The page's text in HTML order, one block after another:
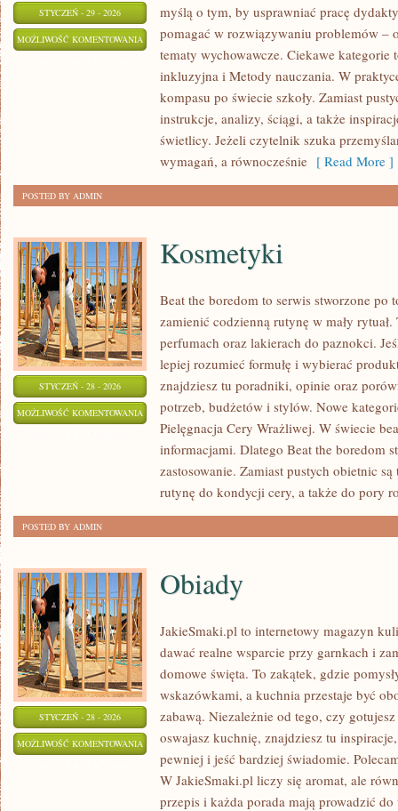
STYCZEŃ - 29 - 2026
MOŻLIWOŚĆ KOMENTOWANIA SZKOLNICTWO
WYŻSZE
myślą o tym, by usprawniać pracę
pomagać w rozwiązywaniu problemów –
tematy wychowawcze. Ciekawe kategorie
inkluzyjna i Metody nauczania. W
kompasu po świecie szkoły. Zamiast
instrukcje, analizy, ściągi, a także
świetlicy. Jeżeli czytelnik szuka
wymagań, a równocześnie [ Read More ]
POSTED BY ADMIN
STYCZEŃ - 28 - 2026
MOŻLIWOŚĆ KOMENTOWANIA KOSMETYKI
Kosmetyki
Beat the boredom to serwis stworzone po
zamienić codzienną rutynę w mały
perfumach oraz lakierach do paznokci.
lepiej rozumieć formułę i wybierać
znajdziesz tu poradniki, opinie oraz
potrzeb, budżetów i stylów. Nowe
Pielęgnacja Cery Wrażliwej. W świecie
informacjami. Dlatego Beat the boredom
zastosowanie. Zamiast pustych obietnic
rutynę do kondycji cery, a także do pory
POSTED BY ADMIN
STYCZEŃ - 28 - 2026
MOŻLIWOŚĆ KOMENTOWANIA OBIADY
Obiady
JakieSmaki.pl to internetowy magazyn
dawać realne wsparcie przy garnkach i
domowe święta. To zakątek, gdzie
wskazówkami, a kuchnia przestaje być
zabawą. Niezależnie od tego, czy
oswajasz kuchnię, znajdziesz tu
pewniej i jeść bardziej świadomie.
W JakieSmaki.pl liczy się aromat, ale
przepis i każda porada mają prowadzić